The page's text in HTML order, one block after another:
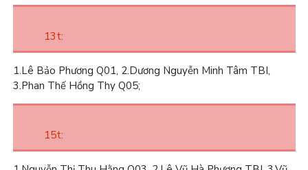
13t:
1.Lê Bảo Phương Q01, 2.Dương Nguyễn Minh Tâm TBI,
3.Phan Thế Hồng Thy Q05;
15t: